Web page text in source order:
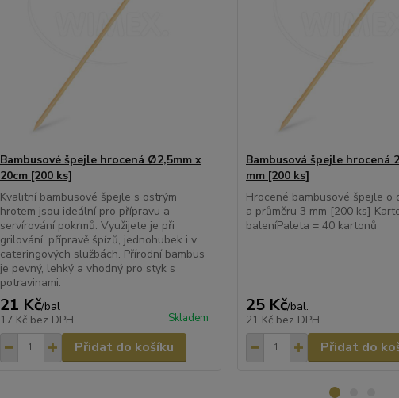
Bambusové špejle hrocená Ø2,5mm x
20cm [200 ks]
Kvalitní bambusové špejle s ostrým
hrotem jsou ideální pro přípravu a
servírování pokrmů. Využijete je při
grilování, přípravě špízů, jednohubek i v
cateringových službách. Přírodní bambus
je pevný, lehký a vhodný pro styk s
potravinami.
21 Kč/bal
17 Kč bez DPH Skladem
Přidat do košíku
Bambusová špejle hrocená
mm [200 ks]
Hrocené bambusové špejle o
a průměru 3 mm [200 ks]
baleníPaleta = 40 kartonů
25 Kč/bal.
21 Kč bez DPH
Přidat do